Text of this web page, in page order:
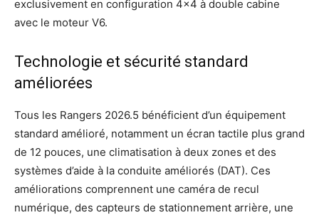
exclusivement en configuration 4×4 à double cabine
avec le moteur V6.
Technologie et sécurité standard
améliorées
Tous les Rangers 2026.5 bénéficient d’un équipement
standard amélioré, notamment un écran tactile plus grand
de 12 pouces, une climatisation à deux zones et des
systèmes d’aide à la conduite améliorés (DAT). Ces
améliorations comprennent une caméra de recul
numérique, des capteurs de stationnement arrière, une